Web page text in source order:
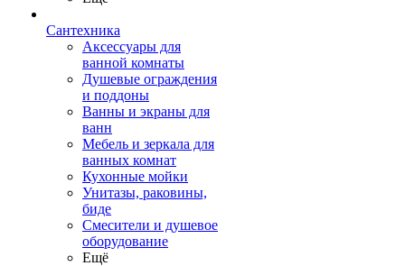
Сантехника
Аксессуары для
ванной комнаты
Душевые ограждения
и поддоны
Ванны и экраны для
ванн
Мебель и зеркала для
ванных комнат
Кухонные мойки
Унитазы, раковины,
биде
Смесители и душевое
оборудование
Ещё